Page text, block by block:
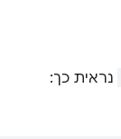
נראית כך: